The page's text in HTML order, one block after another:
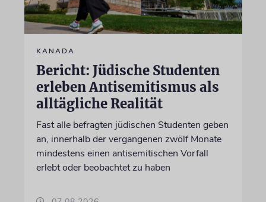
KANADA
Bericht: Jüdische Studenten
erleben Antisemitismus als
alltägliche Realität
Fast alle befragten jüdischen Studenten geben
an, innerhalb der vergangenen zwölf Monate
mindestens einen antisemitischen Vorfall
erlebt oder beobachtet zu haben